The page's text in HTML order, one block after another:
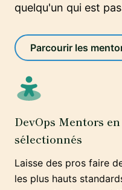
quelqu'un qui est
Parcourir les
DevOps Mentors
sélectionnés
Laisse des pros faire
les plus hauts